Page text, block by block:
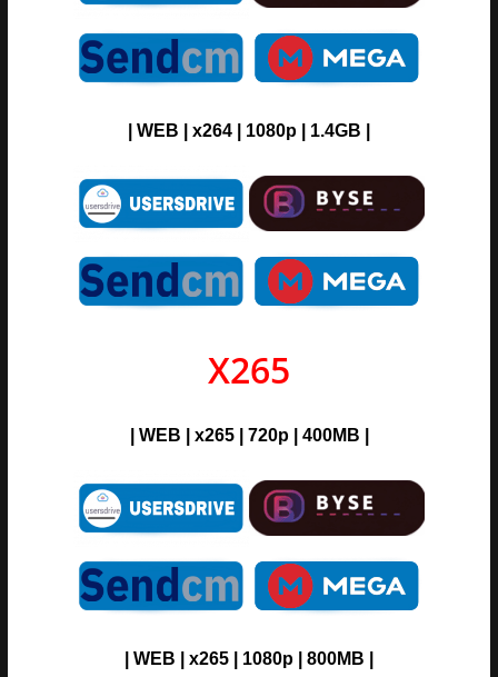
| WEB | x264 | 1080p | 1.4GB |
X265
| WEB | x265 | 720p | 400MB |
| WEB | x265 | 1080p | 800MB |